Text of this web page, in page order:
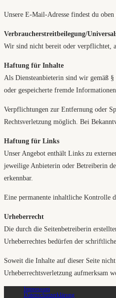
Unsere E-Mail-Adresse findest du
Verbraucher­streit­beilegung/
Wir sind nicht bereit oder verpflichtet,
Haftung für Inhalte
Als Diensteanbieterin sind wir gemäß
oder gespeicherte fremde
Verpflichtungen zur Entfernung oder
Rechtsverletzung möglich. Bei
Haftung für Links
Unser Angebot enthält Links zu
jeweilige Anbieterin oder Betreiberin
erkennbar.
Eine permanente inhaltliche Kontrolle
Urheberrecht
Die durch die Seitenbetreiberin
Urheberrechtes bedürfen der
Soweit die Inhalte auf dieser Seite
Urheberrechtsverletzung aufmerksam
Impressum
Datenschutzerklärung